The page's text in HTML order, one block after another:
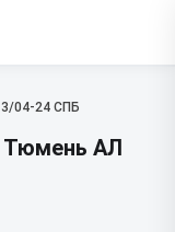
04-24 СПБ
Тюмень АЛ